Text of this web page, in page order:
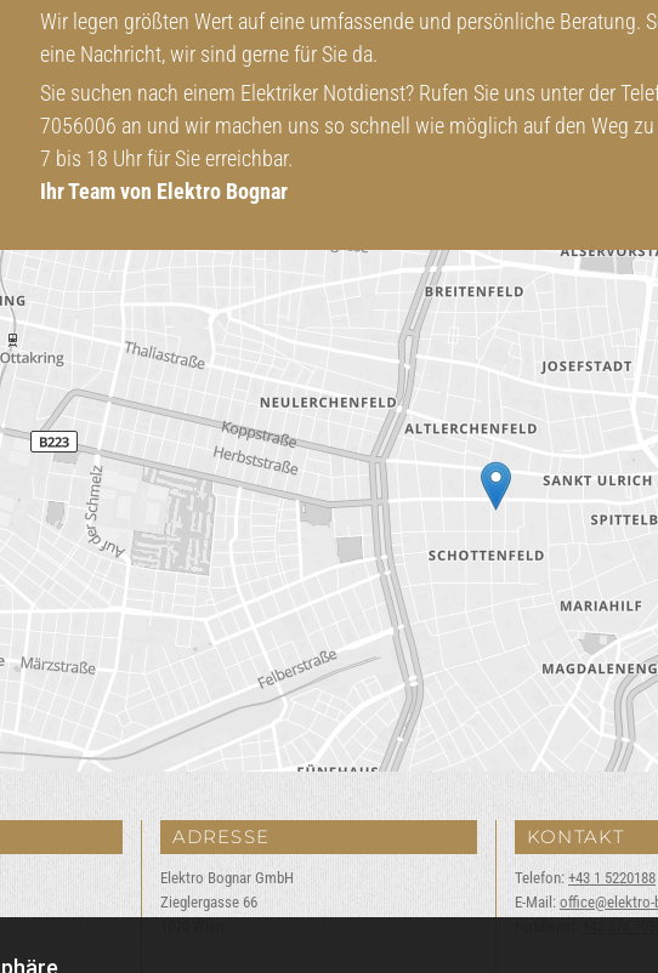
Wir legen größten Wert auf eine umfassende und persönliche Beratung.
eine Nachricht, wir sind gerne für Sie da.
Sie suchen nach einem Elektriker Notdienst? Rufen Sie uns unter der
7056006 an und wir machen uns so schnell wie möglich auf den Weg
7 bis 18 Uhr für Sie erreichbar.
Ihr Team von Elektro Bognar
ADRESSE
Elektro Bognar GmbH
Zieglergasse 66
KONTAKT
Telefon: +43 1 5220188
E-Mail: office@elektro-